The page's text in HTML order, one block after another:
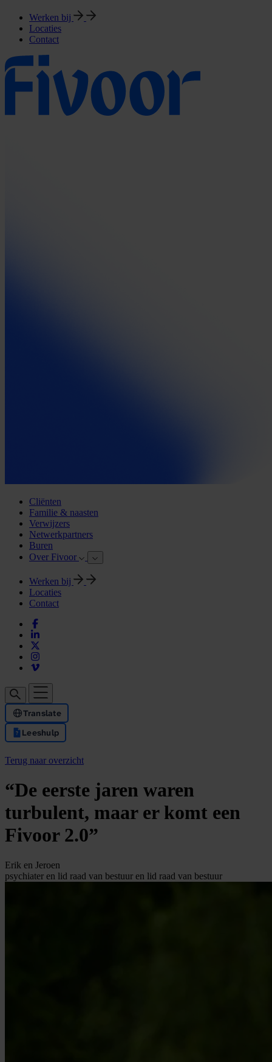
Werken bij
Locaties
Contact
Cliënten
Familie & naasten
Verwijzers
Netwerkpartners
Buren
Over Fivoor
Werken bij
Locaties
Contact
Translate
Leeshulp
Terug naar overzicht
“De eerste jaren waren
turbulent, maar er komt een
Fivoor 2.0”
Erik en Jeroen
psychiater en lid raad van bestuur en lid raad van bestuur